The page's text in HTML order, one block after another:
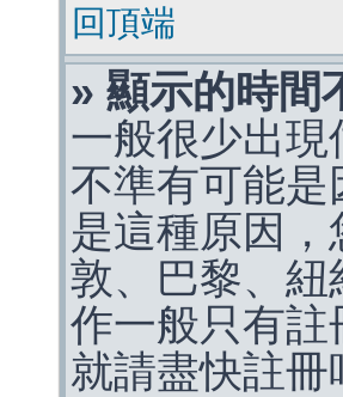
回頂端
» 顯示的時間
一般很少出
不準有可能
是這種原因
敦、巴黎、
作一般只有
就請盡快註冊